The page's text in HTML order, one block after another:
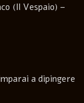
(Il Vespaio) –
a dipingere